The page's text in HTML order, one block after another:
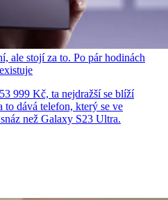
ale stojí za to. Po pár hodinách
999 Kč, ta nejdražší se blíží
to dává telefon, který se ve
než Galaxy S23 Ultra.